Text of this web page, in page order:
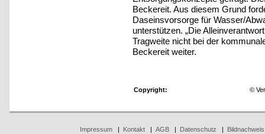
Beckereit. Aus diesem Grund
Daseinsvorsorge für Wasser/
unterstützen. „Die
Tragweite nicht bei der
Beckereit weiter.
Copyright: ©
Impressum| Kontakt| AGB| Datenschutz Bildnachweis